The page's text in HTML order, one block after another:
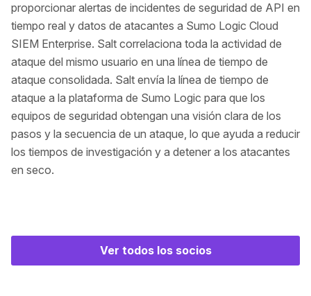
proporcionar alertas de incidentes de seguridad de API en
tiempo real y datos de atacantes a Sumo Logic Cloud
SIEM Enterprise. Salt correlaciona toda la actividad de
ataque del mismo usuario en una línea de tiempo de
ataque consolidada. Salt envía la línea de tiempo de
ataque a la plataforma de Sumo Logic para que los
equipos de seguridad obtengan una visión clara de los
pasos y la secuencia de un ataque, lo que ayuda a reducir
los tiempos de investigación y a detener a los atacantes
en seco.
Ver todos los socios